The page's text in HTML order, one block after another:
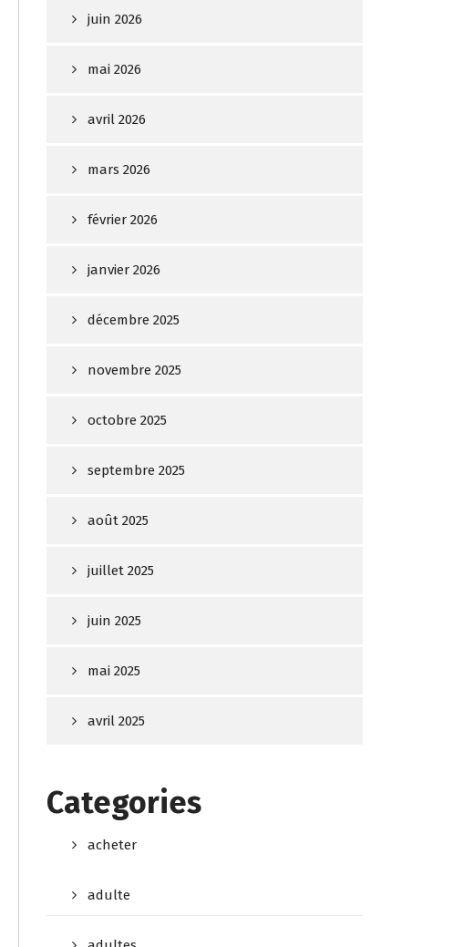
juin 2026
mai 2026
avril 2026
mars 2026
février 2026
janvier 2026
décembre 2025
novembre 2025
octobre 2025
septembre 2025
août 2025
juillet 2025
juin 2025
mai 2025
avril 2025
Categories
acheter
adulte